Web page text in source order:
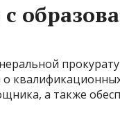
а также